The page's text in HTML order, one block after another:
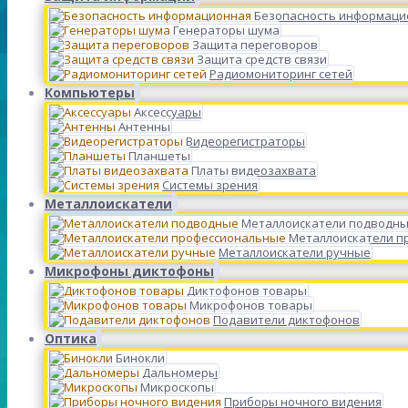
Безопасность
Генераторы шума
Защита переговоров
Защита средств связи
Радиомониторинг сетей
Компьютеры
Аксессуары
Антенны
Видеорегистраторы
Планшеты
Платы видеозахвата
Системы зрения
Металлоискатели
Металлоискатели
Металлоискатели
Металлоискатели ручные
Микрофоны диктофоны
Диктофонов товары
Микрофонов товары
Подавители диктофонов
Оптика
Бинокли
Дальномеры
Микроскопы
Приборы ночного видения